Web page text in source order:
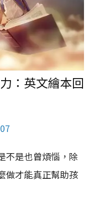
：英文繪本回
不是也曾煩惱，除
做才能真正幫助孩